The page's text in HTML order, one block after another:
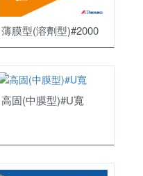
薄膜型(溶劑型)#2000
高固(中膜型)#U寬